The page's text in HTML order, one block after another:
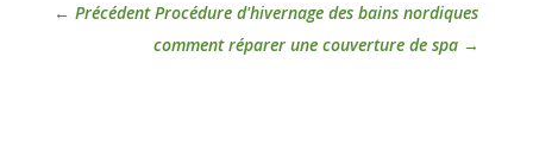
← Précédent Procédure d'hivernage des bains nordiques
comment réparer une couverture de spa →